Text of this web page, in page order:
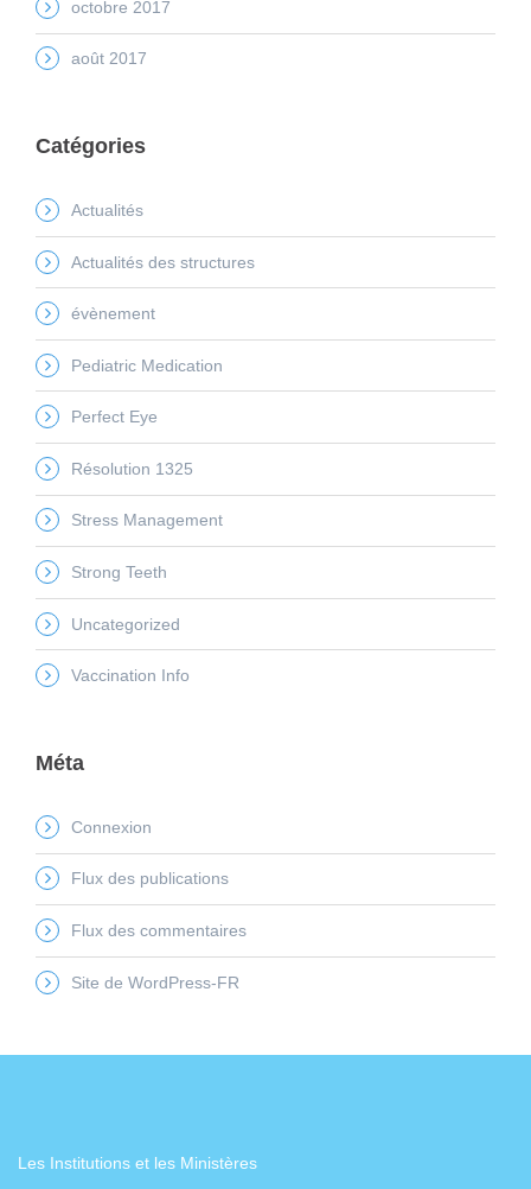
octobre 2017
août 2017
Catégories
Actualités
Actualités des structures
évènement
Pediatric Medication
Perfect Eye
Résolution 1325
Stress Management
Strong Teeth
Uncategorized
Vaccination Info
Méta
Connexion
Flux des publications
Flux des commentaires
Site de WordPress-FR
Les Institutions et les Ministères